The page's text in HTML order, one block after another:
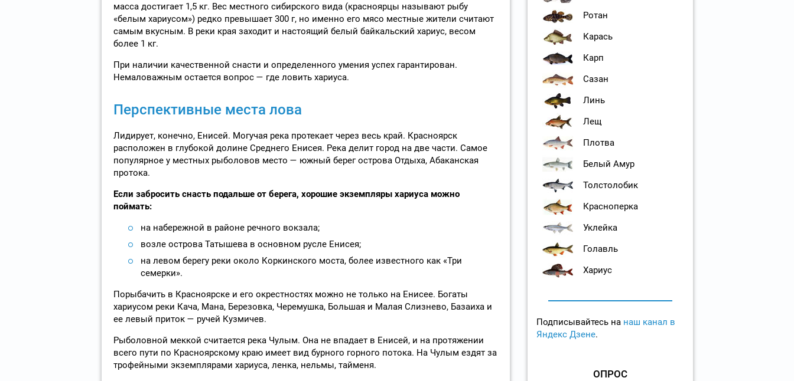
масса достигает 1,5 кг. Вес местного сибирского вида (красноярцы называют рыбу
«белым хариусом») редко превышает 300 г, но именно его мясо местные жители считают
самым вкусным. В реки края заходит и настоящий белый байкальский хариус, весом
более 1 кг.
При наличии качественной снасти и определенного умения успех гарантирован.
Немаловажным остается вопрос — где ловить хариуса.
Перспективные места лова
Лидирует, конечно, Енисей. Могучая река протекает через весь край. Красноярск
расположен в глубокой долине Среднего Енисея. Река делит город на две части. Самое
популярное у местных рыболовов место — южный берег острова Отдыха, Абаканская
протока.
Если забросить снасть подальше от берега, хорошие экземпляры хариуса можно
поймать:
на набережной в районе речного вокзала;
возле острова Татышева в основном русле Енисея;
на левом берегу реки около Коркинского моста, более известного как «Три
семерки».
Порыбачить в Красноярске и его окрестностях можно не только на Енисее. Богаты
хариусом реки Кача, Мана, Березовка, Черемушка, Большая и Малая Слизнево, Базаиха и
ее левый приток — ручей Кузмичев.
Рыболовной меккой считается река Чулым. Она не впадает в Енисей, и на протяжении
всего пути по Красноярскому краю имеет вид бурного горного потока. На Чулым ездят за
трофейными экземплярами хариуса, ленка, нельмы, тайменя.
Ротан
Карась
Карп
Сазан
Линь
Лещ
Плотва
Белый Амур
Толстолобик
Красноперка
Уклейка
Голавль
Хариус
Подписывайтесь на наш канал в
Яндекс Дзене.
ОПРОС